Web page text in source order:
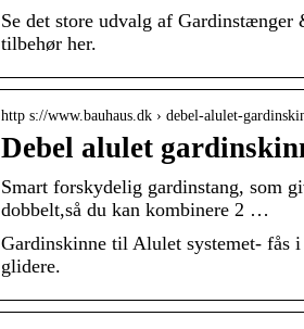
Se det store udvalg af
tilbehør her.
http s://www.bauhaus.dk › debel-alulet-
Debel alulet
Smart forskydelig gardinstang, som
dobbelt,så du kan kombinere 2 …
Gardinskinne til Alulet systemet- fås
glidere.